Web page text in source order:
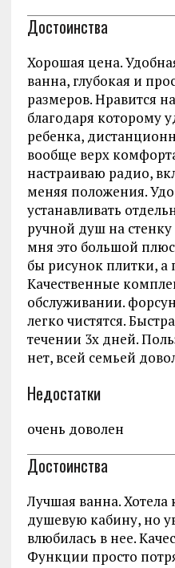
Достоинства
Хорошая цена.
ванна, глубокая и
размеров. Нравится
благодаря которому
ребенка,
вообще верх
настраиваю радио,
меняя положения.
устанавливать
ручной душ на
мня это большой
бы рисунок плитки, а
Качественные
обслуживании.
легко чистятся.
течении 3х дней.
нет, всей семьей
Недостатки
очень доволен
Достоинства
Лучшая ванна.
душевую кабину, но
влюбилась в нее.
Функции просто